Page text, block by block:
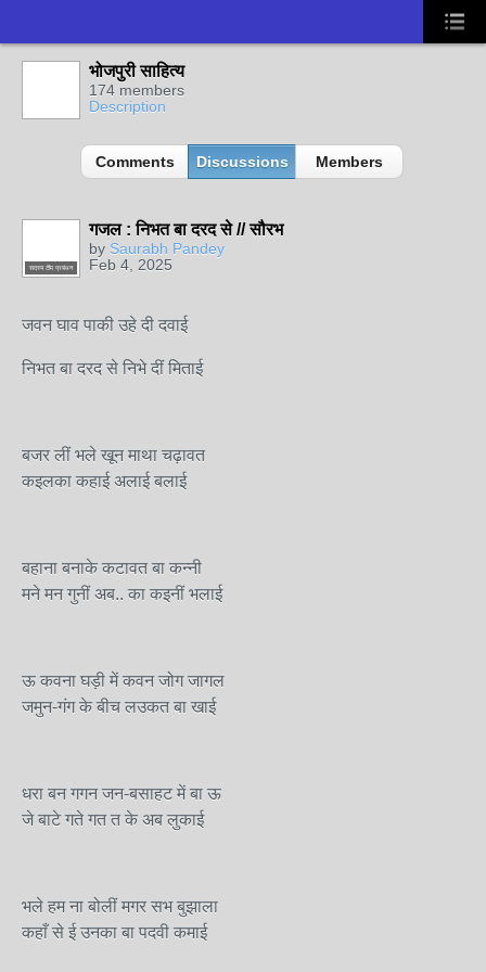
भोजपुरी साहित्य
174 members
Description
Comments Discussions Members
सदस्य टीम प्रबंधन
गजल : निभत बा दरद से // सौरभ
by Saurabh Pandey
Feb 4, 2025
जवन घाव पाकी उहे दी दवाई
निभत बा दरद से निभे दीं मिताई
बजर लीं भले खून माथा चढ़ावत
कइलका कहाई अलाई बलाई
बहाना बनाके कटावत बा कन्नी
मने मन गुनीं अब.. का कइनीं भलाई
ऊ कवना घड़ी में कवन जोग जागल
जमुन-गंग के बीच लउकत बा खाई
धरा बन गगन जन-बसाहट में बा ऊ
जे बाटे गते गत त के अब लुकाई
भले हम ना बोलीं मगर सभ बुझाला
कहाँ से ई उनका बा पदवी कमाई